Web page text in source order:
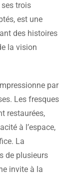
trois
est une
des histoires
la vision
par
Les fresques
restaurées,
à l’espace,
La
de plusieurs
invite à la